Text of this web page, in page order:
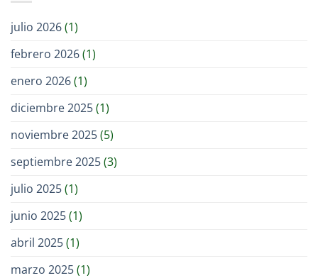
julio 2026(1)
febrero 2026(1)
enero 2026(1)
diciembre 2025(1)
noviembre 2025(5)
septiembre 2025(3)
julio 2025(1)
junio 2025(1)
abril 2025(1)
marzo 2025(1)